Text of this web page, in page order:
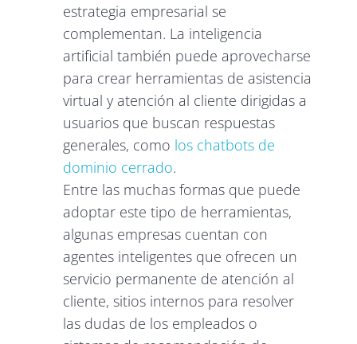
estrategia empresarial se
complementan. La inteligencia
artificial también puede aprovecharse
para crear herramientas de asistencia
virtual y atención al cliente dirigidas a
usuarios que buscan respuestas
generales, como los chatbots de
dominio cerrado.
Entre las muchas formas que puede
adoptar este tipo de herramientas,
algunas empresas cuentan con
agentes inteligentes que ofrecen un
servicio permanente de atención al
cliente, sitios internos para resolver
las dudas de los empleados o